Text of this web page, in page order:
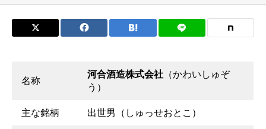
名称
河合酒造株式会社 （かわいしゅぞ
う）
主な銘柄 出世男（しゅっせおとこ）